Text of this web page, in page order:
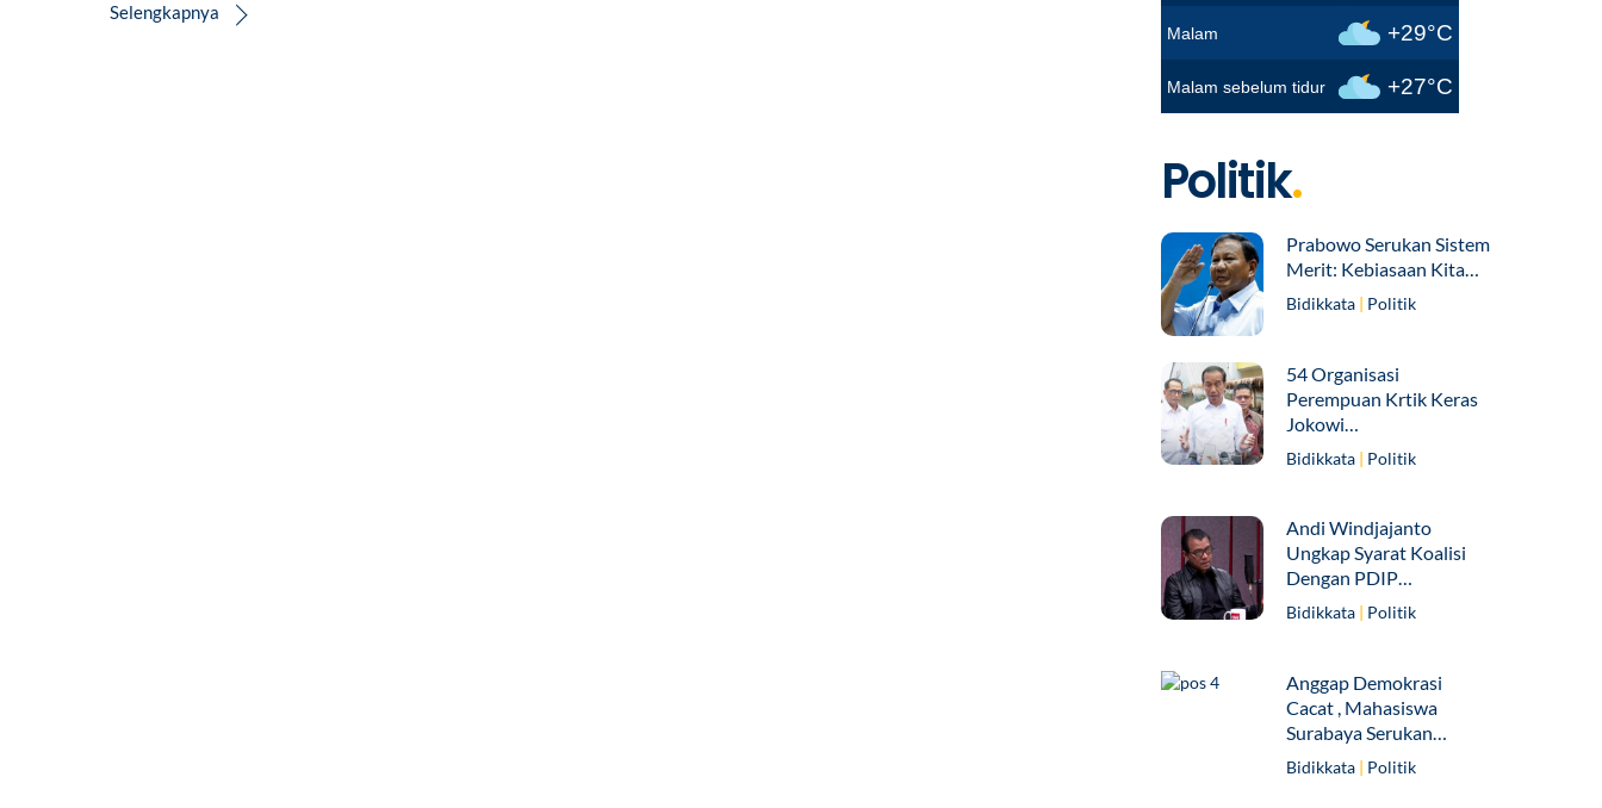
Selengkapnya
Malam +29°C
Malam sebelum tidur +27°C
Politik.
Prabowo Serukan Sistem
Merit: Kebiasaan Kita…
Bidikkata | Politik
54 Organisasi
Perempuan Krtik Keras
Jokowi…
Bidikkata | Politik
Andi Windjajanto
Ungkap Syarat Koalisi
Dengan PDIP…
Bidikkata | Politik
Anggap Demokrasi
Cacat , Mahasiswa
Surabaya Serukan…
Bidikkata | Politik